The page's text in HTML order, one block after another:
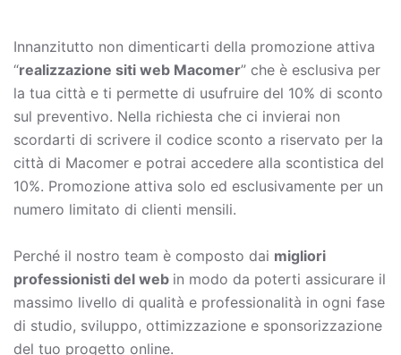
Innanzitutto non dimenticarti della promozione attiva
“realizzazione siti web Macomer” che è esclusiva per
la tua città e ti permette di usufruire del 10% di sconto
sul preventivo. Nella richiesta che ci invierai non
scordarti di scrivere il codice sconto a riservato per la
città di Macomer e potrai accedere alla scontistica del
10%. Promozione attiva solo ed esclusivamente per un
numero limitato di clienti mensili.
Perché il nostro team è composto dai migliori
professionisti del web in modo da poterti assicurare il
massimo livello di qualità e professionalità in ogni fase
di studio, sviluppo, ottimizzazione e sponsorizzazione
del tuo progetto online.